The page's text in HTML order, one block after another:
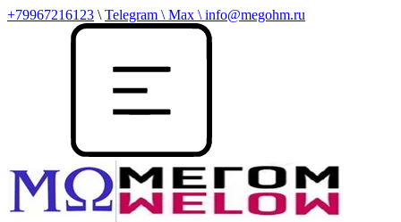
+79967216123 \ Telegram \ Max \ info@megohm.ru